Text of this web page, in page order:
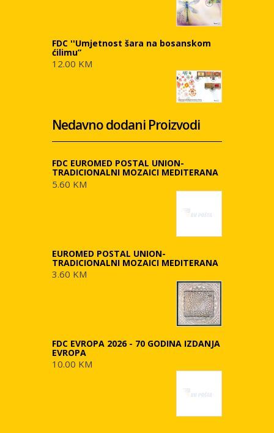
FDC ''Umjetnost šara na bosanskom
ćilimu”
12.00 KM
Nedavno dodani Proizvodi
FDC EUROMED POSTAL UNION-
TRADICIONALNI MOZAICI MEDITERANA
5.60 KM
EUROMED POSTAL UNION-
TRADICIONALNI MOZAICI MEDITERANA
3.60 KM
FDC EVROPA 2026 - 70 GODINA IZDANJA
EVROPA
10.00 KM